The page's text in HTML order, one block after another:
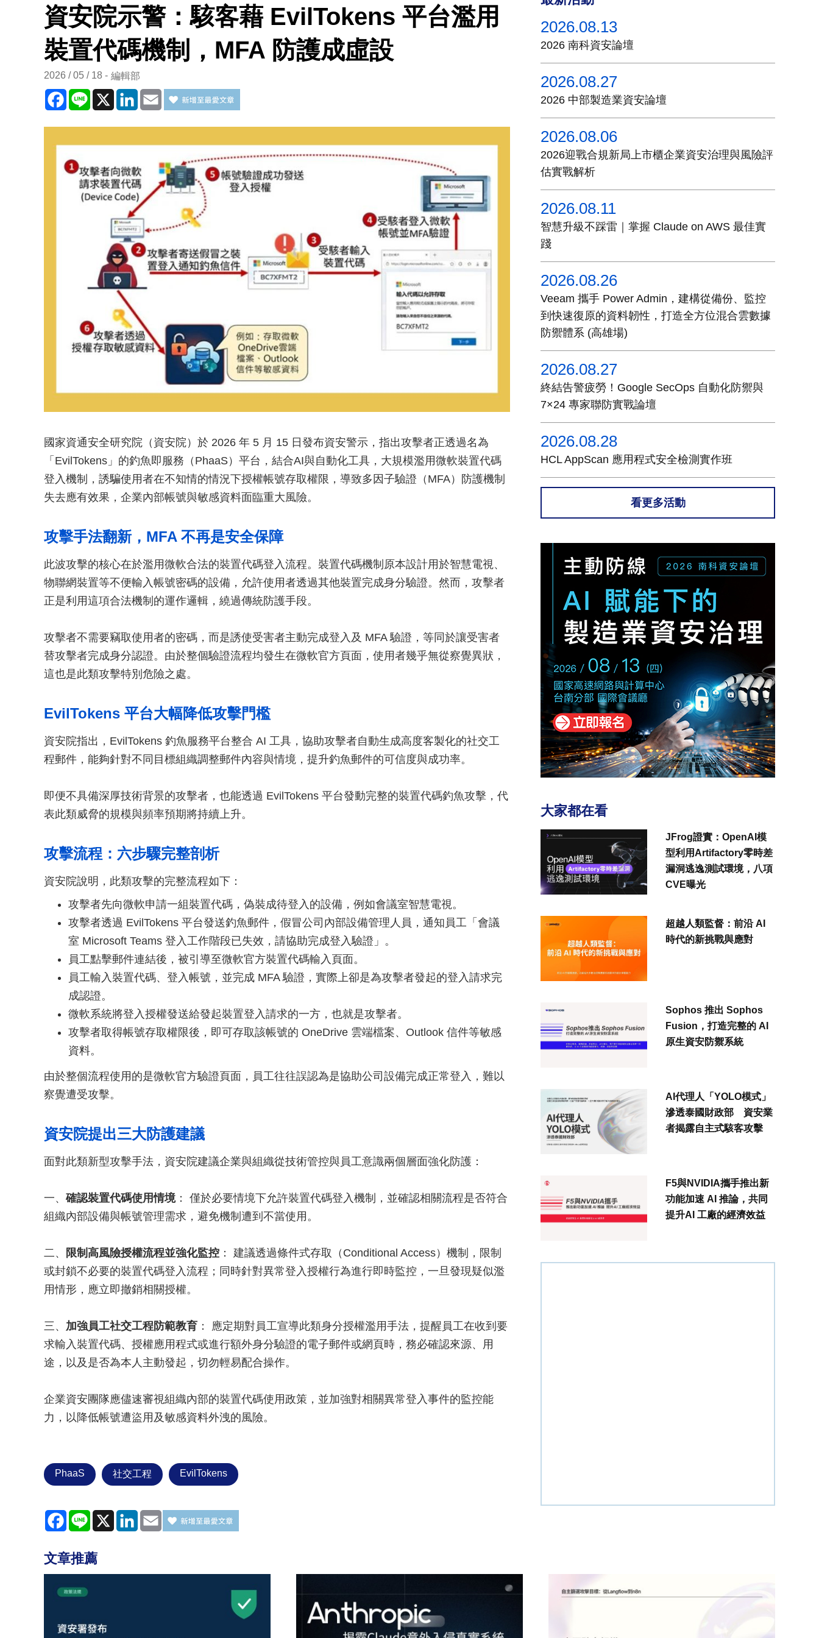
資安院示警：駭客藉 EvilTokens 平台濫用
裝置代碼機制，MFA 防護成虛設
2026 / 05 / 18 編輯部
Facebook
Line X LinkedInEmail
國家資通安全研究院（資安院）於 2026 年 5 月 15 日發布資安警示，指出攻擊者正透過名為
「EvilTokens」的釣魚即服務（PhaaS）平台，結合AI與自動化工具，大規模濫用微軟裝置代碼
登入機制，誘騙使用者在不知情的情況下授權帳號存取權限，導致多因子驗證（MFA）防護機制
失去應有效果，企業內部帳號與敏感資料面臨重大風險。
攻擊手法翻新，MFA 不再是安全保障
此波攻擊的核心在於濫用微軟合法的裝置代碼登入流程。裝置代碼機制原本設計用於智慧電視、
物聯網裝置等不便輸入帳號密碼的設備，允許使用者透過其他裝置完成身分驗證。然而，攻擊者
正是利用這項合法機制的運作邏輯，繞過傳統防護手段。
攻擊者不需要竊取使用者的密碼，而是誘使受害者主動完成登入及 MFA 驗證，等同於讓受害者
替攻擊者完成身分認證。由於整個驗證流程均發生在微軟官方頁面，使用者幾乎無從察覺異狀，
這也是此類攻擊特別危險之處。
EvilTokens 平台大幅降低攻擊門檻
資安院指出，EvilTokens 釣魚服務平台整合 AI 工具，協助攻擊者自動生成高度客製化的社交工
程郵件，能夠針對不同目標組織調整郵件內容與情境，提升釣魚郵件的可信度與成功率。
即便不具備深厚技術背景的攻擊者，也能透過 EvilTokens 平台發動完整的裝置代碼釣魚攻擊，代
表此類威脅的規模與頻率預期將持續上升。
攻擊流程：六步驟完整剖析
資安院說明，此類攻擊的完整流程如下：
攻擊者先向微軟申請一組裝置代碼，偽裝成待登入的設備，例如會議室智慧電視。
攻擊者透過 EvilTokens 平台發送釣魚郵件，假冒公司內部設備管理人員，通知員工「會議
室 Microsoft Teams 登入工作階段已失效，請協助完成登入驗證」。
員工點擊郵件連結後，被引導至微軟官方裝置代碼輸入頁面。
員工輸入裝置代碼、登入帳號，並完成 MFA 驗證，實際上卻是為攻擊者發起的登入請求完
成認證。
微軟系統將登入授權發送給發起裝置登入請求的一方，也就是攻擊者。
攻擊者取得帳號存取權限後，即可存取該帳號的 OneDrive 雲端檔案、Outlook 信件等敏感
資料。
由於整個流程使用的是微軟官方驗證頁面，員工往往誤認為是協助公司設備完成正常登入，難以
察覺遭受攻擊。
資安院提出三大防護建議
面對此類新型攻擊手法，資安院建議企業與組織從技術管控與員工意識兩個層面強化防護：
一、確認裝置代碼使用情境： 僅於必要情境下允許裝置代碼登入機制，並確認相關流程是否符合
組織內部設備與帳號管理需求，避免機制遭到不當使用。
二、 限制高風險授權流程並強化監控 ： 建議透過條件式存取（Conditional Access）機制，限制
或封鎖不必要的裝置代碼登入流程；同時針對異常登入授權行為進行即時監控，一旦發現疑似濫
用情形，應立即撤銷相關授權。
三、 加強員工社交工程防範教育 ： 應定期對員工宣導此類身分授權濫用手法，提醒員工在收到要
求輸入裝置代碼、授權應用程式或進行額外身分驗證的電子郵件或網頁時，務必確認來源、用
途，以及是否為本人主動發起，切勿輕易配合操作。
企業資安團隊應儘速審視組織內部的裝置代碼使用政策，並加強對相關異常登入事件的監控能
力，以降低帳號遭盜用及敏感資料外洩的風險。
PhaaS 社交工程 EvilTokens
Facebook
Line X LinkedInEmail
2026.08.13
2026 南科資安論壇
2026.08.27
2026 中部製造業資安論壇
2026.08.06
2026迎戰合規新局上市櫃企業資安治理與風險評
估實戰解析
2026.08.11
智慧升級不踩雷｜掌握 Claude on AWS 最佳實
踐
2026.08.26
Veeam 攜手 Power Admin，建構從備份、監控
到快速復原的資料韌性，打造全方位混合雲數據
防禦體系 (高雄場)
2026.08.27
終結告警疲勞！Google SecOps 自動化防禦與
7×24 專家聯防實戰論壇
2026.08.28
HCL AppScan 應用程式安全檢測實作班
看更多活動
大家都在看
JFrog證實：OpenAI模
型利用Artifactory零時差
漏洞逃逸測試環境，八項
CVE曝光
超越人類監督：前沿 AI
時代的新挑戰與應對
Sophos 推出 Sophos
Fusion，打造完整的 AI
原生資安防禦系統
AI代理人「YOLO模式」
滲透泰國財政部 資安業
者揭露自主式駭客攻擊
F5與NVIDIA攜手推出新
功能加速 AI 推論，共同
提升AI 工廠的經濟效益
文章推薦